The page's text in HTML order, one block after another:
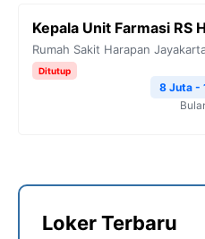
Kepala Unit Farmasi RS
Rumah Sakit Harapan
Ditutup
8 Juta -
Loker Terbaru